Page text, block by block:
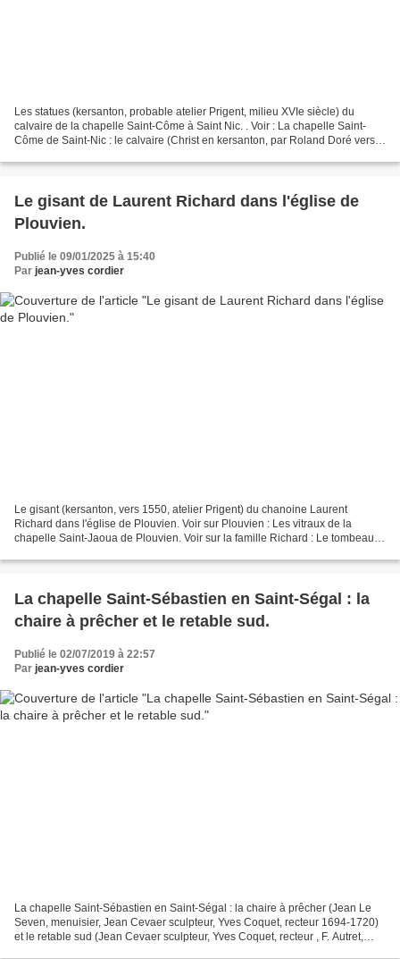
Les statues (kersanton, probable atelier Prigent, milieu XVIe siècle) du
calvaire de la chapelle Saint-Côme à Saint Nic. . Voir : La chapelle Saint-
Côme de Saint-Nic : le calvaire (Christ en kersanton, par Roland Doré vers
Le gisant de Laurent Richard dans l'église de
Plouvien.
Publié le 09/01/2025 à 15:40
Par jean-yves cordier
Le gisant (kersanton, vers 1550, atelier Prigent) du chanoine Laurent
Richard dans l'église de Plouvien. Voir sur Plouvien : Les vitraux de la
chapelle Saint-Jaoua de Plouvien. Voir sur la famille Richard : Le tombeau
La chapelle Saint-Sébastien en Saint-Ségal : la
chaire à prêcher et le retable sud.
Publié le 02/07/2019 à 22:57
Par jean-yves cordier
La chapelle Saint-Sébastien en Saint-Ségal : la chaire à prêcher (Jean Le
Seven, menuisier, Jean Cevaer sculpteur, Yves Coquet, recteur 1694-1720)
et le retable sud (Jean Cevaer sculpteur, Yves Coquet, recteur , F. Autret,